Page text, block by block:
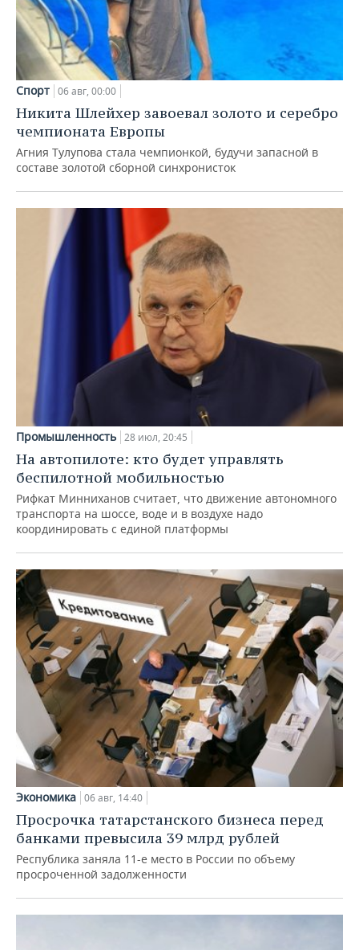
Спорт 06 авг, 00:00
Никита Шлейхер завоевал золото и серебро
чемпионата Европы
Агния Тулупова стала чемпионкой, будучи запасной в
составе золотой сборной синхронисток
Промышленность 28 июл, 20:45
На автопилоте: кто будет управлять
беспилотной мобильностью
Рифкат Минниханов считает, что движение автономного
транспорта на шоссе, воде и в воздухе надо
координировать с единой платформы
Экономика 06 авг, 14:40
Просрочка татарстанского бизнеса перед
банками превысила 39 млрд рублей
Республика заняла 11-е место в России по объему
просроченной задолженности